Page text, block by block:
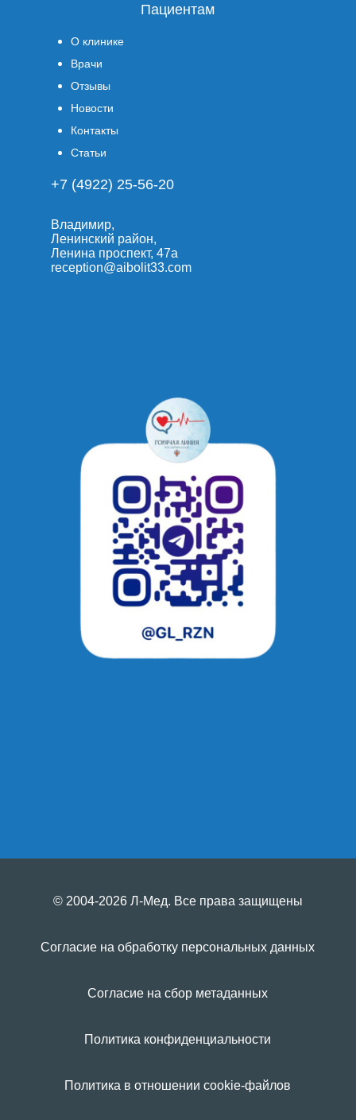
Пациентам
О клинике
Врачи
Отзывы
Новости
Контакты
Статьи
+7 (4922) 25-56-20
Владимир,
Ленинский район,
Ленина проспект, 47а
reception@aibolit33.com
© 2004-2026 Л-Мед. Все права защищены
Согласие на обработку персональных данных
Согласие на сбор метаданных
Политика конфиденциальности
Политика в отношении cookie-файлов